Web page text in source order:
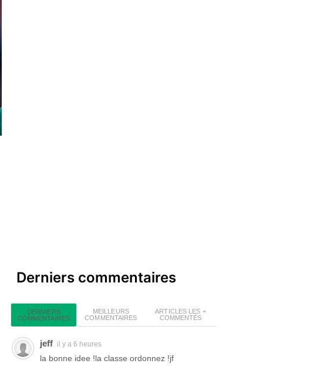
Derniers commentaires
DERNIERS
COMMENTAIRES
MEILLEURS
COMMENTAIRES
ARTICLES LES +
COMMENTÉS
jeff il y a 6 heures
la bonne idee !la classe ordonnez !jf